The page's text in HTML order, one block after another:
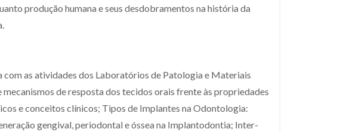
produção humana e seus desdobramentos na história da
as atividades dos Laboratórios de Patologia e Materiais
de resposta dos tecidos orais frente às propriedades
e conceitos clínicos; Tipos de Implantes na Odontologia:
gengival, periodontal e óssea na Implantodontia; Inter-